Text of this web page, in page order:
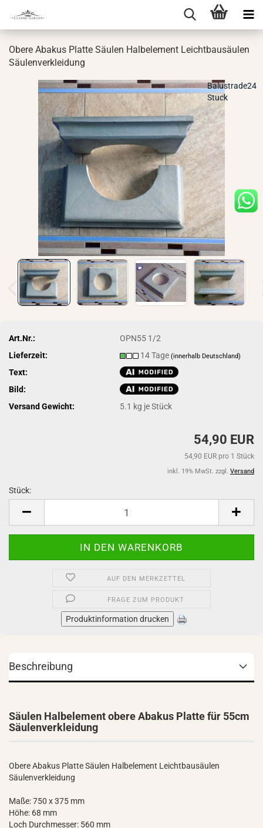
Obere Aba­kus Plat­te Säu­len Halb­ele­ment Leicht­bau­säu­len
Säu­len­ver­klei­dung
Balustrade24
Stuck
Art.Nr.:
OPN55 1/2
Lieferzeit:
14 Tage(innerhalb Deutschland)
Text:
Bild:
Versand Gewicht:
5.1 kg je Stück
54,90 EUR
54,90 EUR pro 1 Stück
inkl. 19% MwSt. zzgl. Versand
Stück:
AUF DEN MERKZETTEL
FRAGE ZUM PRODUKT
Produktinformation drucken
Beschreibung
Säulen Halbelement obere Abakus Platte für 55cm
Säulenverkleidung
Obere Abakus Platte Säulen Halbelement Leichtbausäulen
Säulenverkleidung
Maße: 750 x 375 mm
Höhe: 68 mm
Loch Durchmesser: 560 mm